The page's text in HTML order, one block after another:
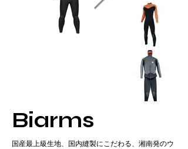
Biarms
国産最上級生地、国内縫製にこだわる、湘南発のウ